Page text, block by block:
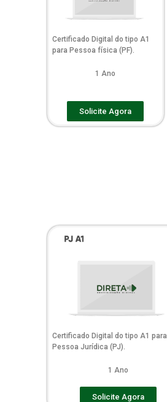
Certificado Digital do tipo A1
para Pessoa física (PF).
1 Ano
Solicite Agora
Certificado Digital do tipo A1 para
Pessoa Jurídica (PJ).
1 Ano
Solicite Agora